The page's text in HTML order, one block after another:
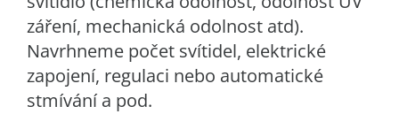
záření, mechanická odolnost atd).
Navrhneme počet svítidel, elektrické
zapojení, regulaci nebo automatické
stmívání a pod.